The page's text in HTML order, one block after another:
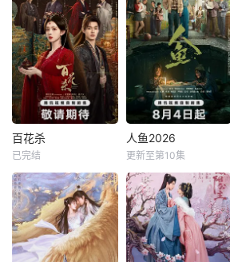
百花杀
已完结
人鱼2026
更新至第10集